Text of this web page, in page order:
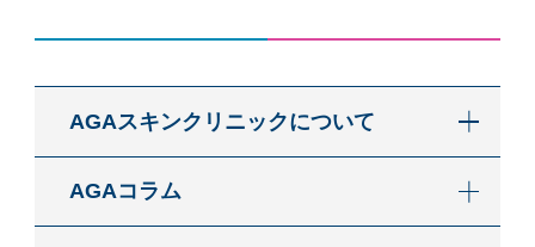
AGAスキンクリニックについて
AGAコラム